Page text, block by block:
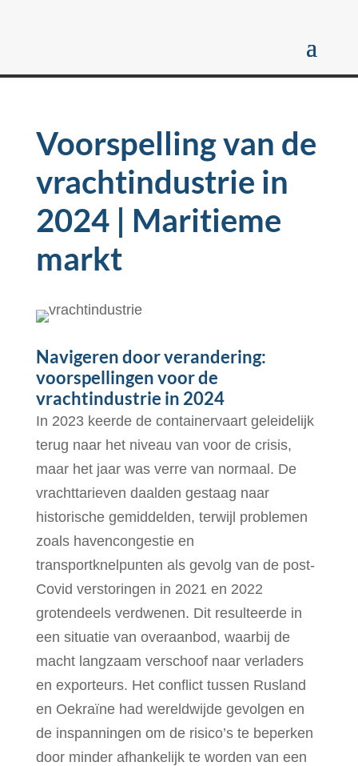
Voorspelling van de
vrachtindustrie in
2024 | Maritieme
markt
Navigeren door verandering:
voorspellingen voor de
vrachtindustrie in 2024
In 2023 keerde de containervaart geleidelijk
terug naar het niveau van voor de crisis,
maar het jaar was verre van normaal. De
vrachttarieven daalden gestaag naar
historische gemiddelden, terwijl problemen
zoals havencongestie en
transportknelpunten als gevolg van de post-
Covid verstoringen in 2021 en 2022
grotendeels verdwenen. Dit resulteerde in
een situatie van overaanbod, waarbij de
macht langzaam verschoof naar verladers
en exporteurs. Het conflict tussen Rusland
en Oekraïne had wereldwijde gevolgen en
de inspanningen om de risico’s te beperken
door minder afhankelijk te worden van een